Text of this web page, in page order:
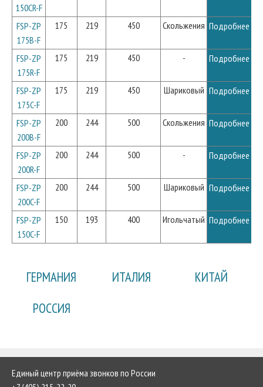
150CR-F
FSP-ZP
175B-F
175 219 450 Скольжения Подробнее
FSP-ZP
175R-F
175 219 450 - Подробнее
FSP-ZP
175C-F
175 219 450 Шариковый Подробнее
FSP-ZP
200B-F
200 244 500 Скольжения Подробнее
FSP-ZP
200R-F
200 244 500 - Подробнее
FSP-ZP
200C-F
200 244 500 Шариковый Подробнее
FSP-ZP
150C-F
150 193 400 Игольчатый Подробнее
ГЕРМАНИЯ ИТАЛИЯ
КИТАЙ
РОССИЯ
Единый центр приёма звонков по России